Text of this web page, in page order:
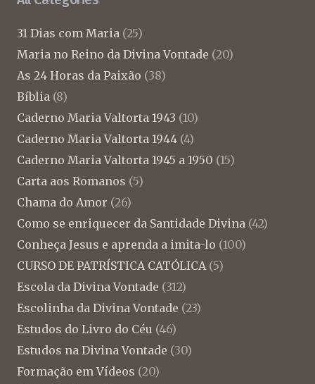
31 Dias com Maria (25)
Maria no Reino da Divina Vontade (20)
As 24 Horas da Paixão (38)
Bíblia (8)
Caderno Maria Valtorta 1943 (10)
Caderno Maria Valtorta 1944 (4)
Caderno Maria Valtorta 1945 a 1950 (15)
Carta aos Romanos (5)
Chama do Amor (26)
Como se enriquecer da Santidade Divina (42)
Conheça Jesus e aprenda a imita-lo (100)
CURSO DE PATRÍSTICA CATÓLICA (5)
Escola da Divina Vontade (312)
Escolinha da Divina Vontade (23)
Estudos do Livro do Céu (46)
Estudos na Divina Vontade (30)
Formação em Vídeos (20)